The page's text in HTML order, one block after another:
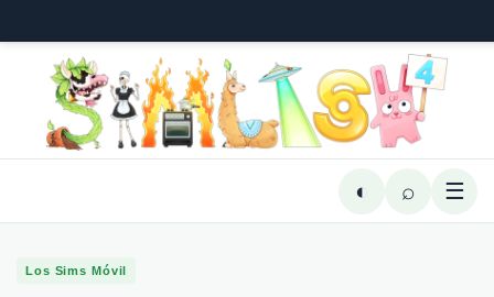
◐ ⌕ ☰
Los Sims Móvil